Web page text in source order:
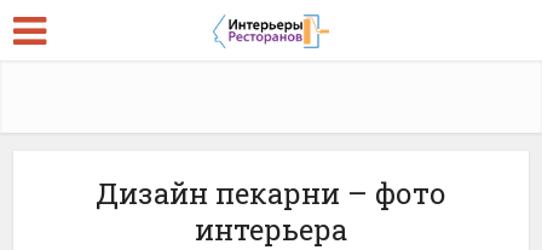
Дизайн пекарни – фото
интерьера